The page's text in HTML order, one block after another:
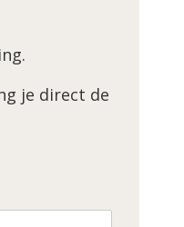
je direct de